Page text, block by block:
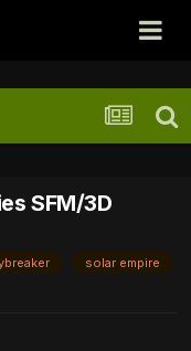
SFM/3D
solar empire